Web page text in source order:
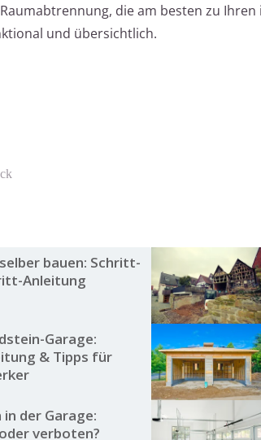
die am besten zu
und übersichtlich.
bauen: Schritt-
Anleitung
Garage:
& Tipps für
in der Garage:
verboten?